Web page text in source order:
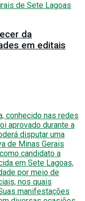
da
em editais